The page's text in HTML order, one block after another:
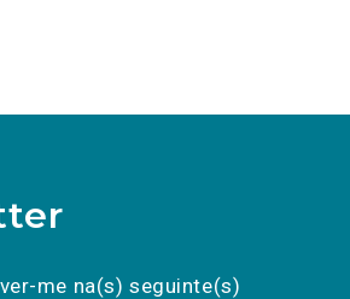
me na(s) seguinte(s)